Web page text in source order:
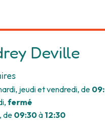
Deville
jeudi et vendredi, de
fermé
de 09:30à 12:30